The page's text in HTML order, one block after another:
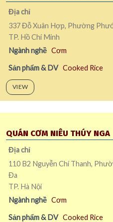
Địa chỉ
337 Đỗ Xuân Hợp, Phường
TP. Hồ Chí Minh
Ngành nghề Cơm
Sản phẩm & DV Cooked Rice
VIEW
QUÁN CƠM NIÊU THÚY NGA
Địa chỉ
110 B2 Nguyễn Chí Thanh,
Đa
TP. Hà Nội
Ngành nghề Cơm
Sản phẩm & DV Cooked Rice